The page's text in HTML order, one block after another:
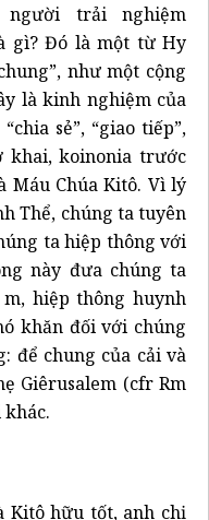
trải nghiệm
gì? Đó là một từ Hy
như một cộng
là kinh nghiệm của
sẻ”, “giao tiếp”,
khai, koinonia trước
Máu Chúa Kitô. Vì lý
Thể, chúng ta tuyên
ta hiệp thông với
này đưa chúng ta
hiệp thông huynh
khăn đối với chúng
để chung của cải và
Giêrusalem (cfr Rm
khác.
Kitô hữu tốt, anh chị